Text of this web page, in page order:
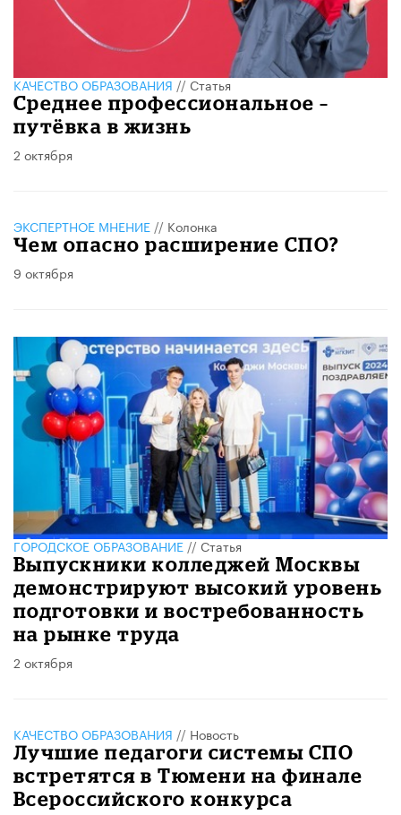
КАЧЕСТВО ОБРАЗОВАНИЯ//Статья
Среднее профессиональное –
путёвка в жизнь
2 октября
ЭКСПЕРТНОЕ МНЕНИЕ // Колонка
Чем опасно расширение СПО?
9 октября
ГОРОДСКОЕ ОБРАЗОВАНИЕ//Статья
Выпускники колледжей Москвы
демонстрируют высокий уровень
подготовки и востребованность
на рынке труда
2 октября
КАЧЕСТВО ОБРАЗОВАНИЯ // Новость
Лучшие педагоги системы СПО
встретятся в Тюмени на финале
Всероссийского конкурса